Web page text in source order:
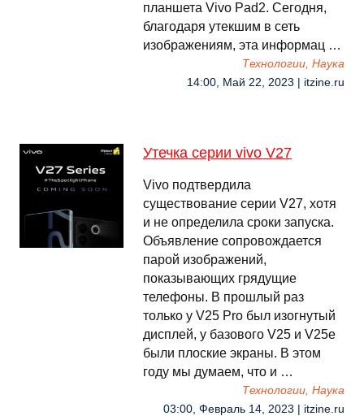
планшета Vivo Pad2. Сегодня,
благодаря утекшим в сеть
изображениям, эта информац …
Технологии, Наука
14:00, Май 22, 2023 | itzine.ru
Утечка серии vivo V27
Vivo подтвердила
существование серии V27, хотя
и не определила сроки запуска.
Объявление сопровождается
парой изображений,
показывающих грядущие
телефоны. В прошлый раз
только у V25 Pro был изогнутый
дисплей, у базового V25 и V25e
были плоские экраны. В этом
году мы думаем, что и …
Технологии, Наука
03:00, Февраль 14, 2023 | itzine.ru